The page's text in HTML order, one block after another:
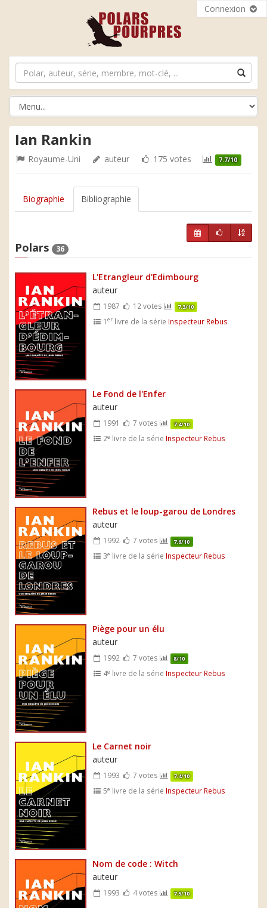
Connexion
Ian Rankin
Royaume-Uni auteur 175 votes 7.7/10
Biographie Bibliographie
Polars 36
L'Etrangleur d'Edimbourg
auteur
1987 12 votes 7.3/10
1er livre de la série Inspecteur Rebus
Le Fond de l'Enfer
auteur
1991 7 votes 7.4/10
2e livre de la série Inspecteur Rebus
Rebus et le loup-garou de Londres
auteur
1992 7 votes 7.6/10
3e livre de la série Inspecteur Rebus
Piège pour un élu
auteur
1992 7 votes 8/10
4e livre de la série Inspecteur Rebus
Le Carnet noir
auteur
1993 7 votes 7.4/10
5e livre de la série Inspecteur Rebus
Nom de code : Witch
auteur
1993 4 votes 7.5/10